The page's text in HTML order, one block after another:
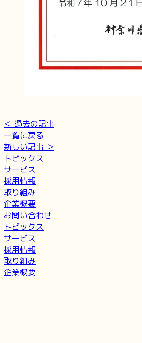
＜ 過去の記事
一覧に戻る
新しい記事 ＞
トピックス
サービス
採用情報
取り組み
企業概要
お問い合わせ
トピックス
サービス
採用情報
取り組み
企業概要